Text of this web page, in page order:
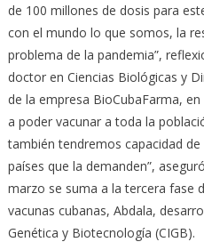
de 100 millones de dosis para
con el mundo lo que somos, la
problema de la pandemia”,
doctor en Ciencias Biológicas y
de la empresa BioCubaFarma,
a poder vacunar a toda la
también tendremos capacidad
países que la demanden”,
marzo se suma a la tercera fase
vacunas cubanas, Abdala,
Genética y Biotecnología (CIGB).